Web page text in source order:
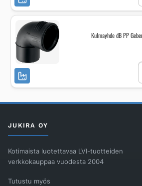
Kulmayhde dB PP
JUKIRA OY
Kotimaista luotettavaa LVI-tuotteiden
verkkokauppaa vuodesta 2004
Tutustu myös